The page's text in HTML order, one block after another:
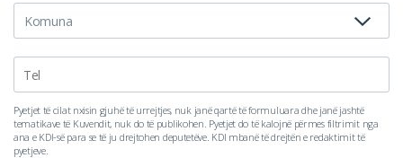
Pyetjet të cilat nxisin gjuhë të urrejtjes, nuk janë qartë të formuluara dhe janë jashtë
tematikave të Kuvendit, nuk do të publikohen. Pyetjet do të kalojnë përmes filtrimit nga
ana e KDI-së para se të ju drejtohen deputetëve. KDI mbanë të drejtën e redaktimit të
pyetjeve.